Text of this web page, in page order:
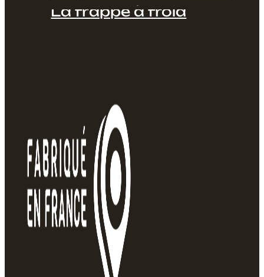
La frappe à froid